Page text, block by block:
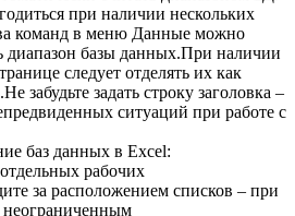
при наличии нескольких
команд в меню Данные можно
диапазон базы данных.При наличии
следует отделять их как
забудьте задать строку заголовка –
ситуаций при работе с
баз данных в Excel:
рабочих
за расположением списков – при